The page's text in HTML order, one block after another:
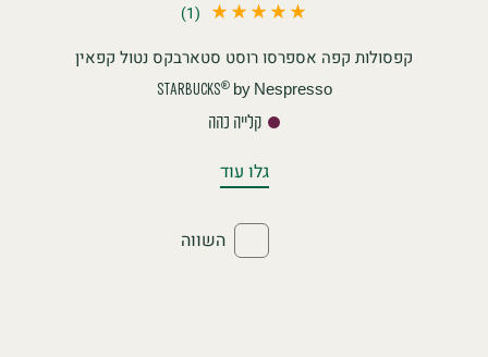
(1)
קפסולות קפה אספרסו רוסט סטארבקס נטול קפאין
STARBUCKS®by Nespresso
קלייה כהה
גלו עוד
השווה